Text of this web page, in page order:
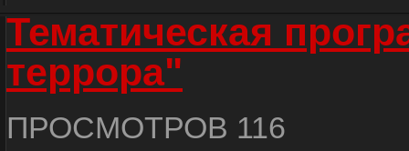
Тематическая
террора"
ПРОСМОТРОВ 116